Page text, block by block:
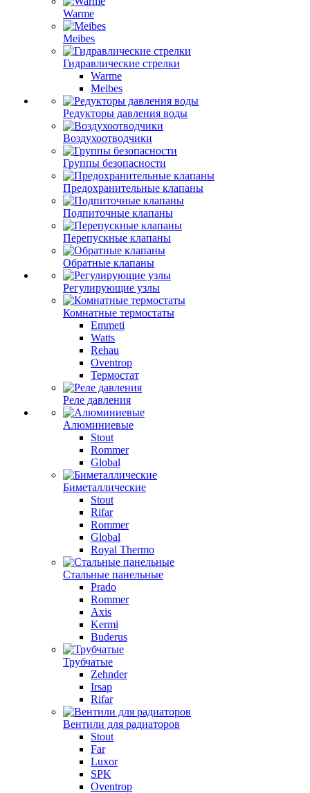
Warme
Meibes
Гидравлические стрелки
Warme
Meibes
Редукторы давления воды
Воздухоотводчики
Группы безопасности
Предохранительные клапаны
Подпиточные клапаны
Перепускные клапаны
Обратные клапаны
Регулирующие узлы
Комнатные термостаты
Emmeti
Watts
Rehau
Oventrop
Термостат
Реле давления
Алюминиевые
Stout
Rommer
Global
Биметаллические
Stout
Rifar
Rommer
Global
Royal Thermo
Стальные панельные
Prado
Rommer
Axis
Kermi
Buderus
Трубчатые
Zehnder
Irsap
Rifar
Вентили для радиаторов
Stout
Far
Luxor
SPK
Oventrop